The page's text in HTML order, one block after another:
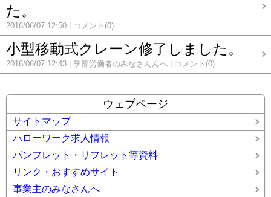
た。
2016/06/07 12:50 コメント(0)
小型移動式クレーン修了しました。
2016/06/07 12:43 季節労働者のみなさんんへ コメント(0)
ウェブページ
サイトマップ
ハローワーク求人情報
パンフレット・リフレット等資料
リンク・おすすめサイト
事業主のみなさんへ